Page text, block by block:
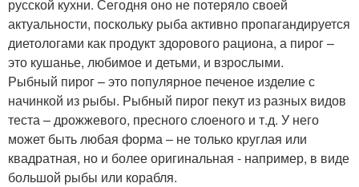
русской кухни. Сегодня оно не потеряло своей
актуальности, поскольку рыба активно пропагандируется
диетологами как продукт здорового рациона, а пирог –
это кушанье, любимое и детьми, и взрослыми.
Рыбный пирог – это популярное печеное изделие с
начинкой из рыбы. Рыбный пирог пекут из разных видов
теста – дрожжевого, пресного слоеного и т.д. У него
может быть любая форма – не только круглая или
квадратная, но и более оригинальная - например, в виде
большой рыбы или корабля.